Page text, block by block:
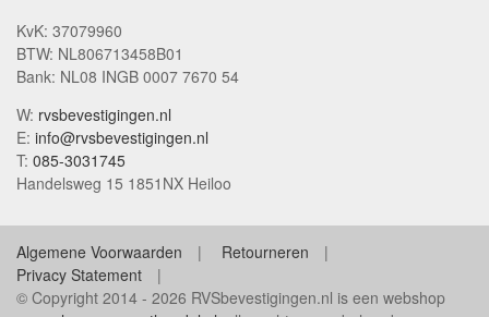
KvK: 37079960
BTW: NL806713458B01
Bank: NL08 INGB 0007 7670 54
W: rvsbevestigingen.nl
E: info@rvsbevestigingen.nl
T: 085-3031745
Handelsweg 15 1851NX Heiloo
Algemene Voorwaarden
Retourneren
Privacy Statement
© Copyright 2014 - 2026 RVSbevestigingen.nl is een webshop